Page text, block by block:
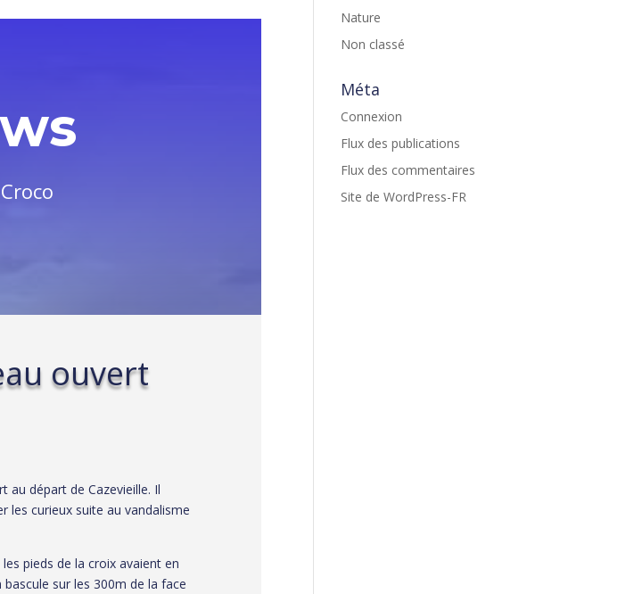
ouvert
au départ de Cazevieille. Il
les curieux suite au vandalisme
pieds de la croix avaient en
sur les 300m de la face
Nature
Non classé
Méta
Connexion
Flux des publications
Flux des commentaires
Site de WordPress-FR